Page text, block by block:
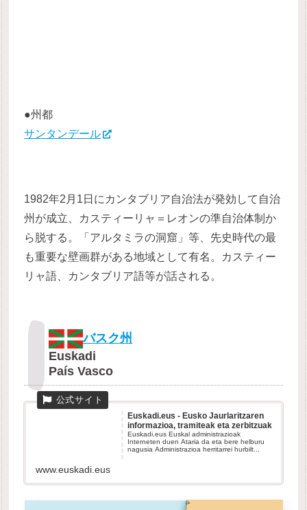
●州都
サンタンデール
1982年2月1日にカンタブリア自治法が発効して自治
州が成立、カスティーリャ＝レオンの準自治体制か
ら脱する。「アルタミラの洞窟」等、先史時代の最
も重要な壁画群がある地域として有名。カスティー
リャ語、カンタブリア語等が話される。
バスク州
Euskadi
País Vasco
Euskadi.eus - Eusko Jaurlaritzaren
informazioa, tramiteak eta zerbitzuak
Euskadi.eus Euskal administrazioak
Interneten duen Ataria da eta bere helburu
nagusia Administrazioa herritarrei hurbilt...
www.euskadi.eus